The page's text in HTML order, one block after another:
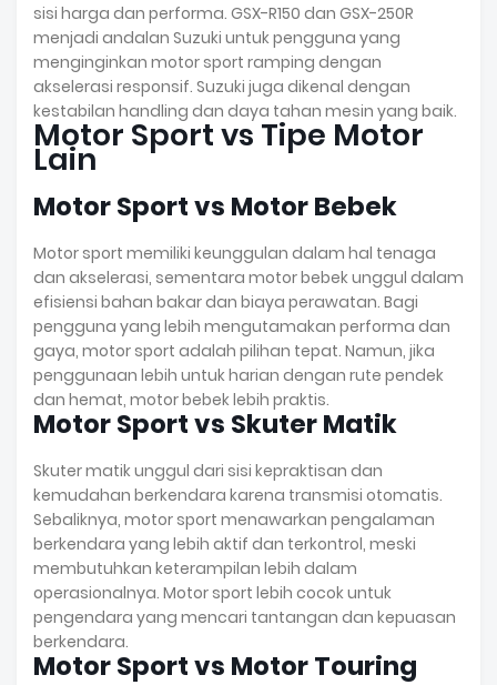
sisi harga dan performa. GSX-R150 dan GSX-250R
menjadi andalan Suzuki untuk pengguna yang
menginginkan motor sport ramping dengan
akselerasi responsif. Suzuki juga dikenal dengan
kestabilan handling dan daya tahan mesin yang baik.
Motor Sport vs Tipe Motor
Lain
Motor Sport vs Motor Bebek
Motor sport memiliki keunggulan dalam hal tenaga
dan akselerasi, sementara motor bebek unggul dalam
efisiensi bahan bakar dan biaya perawatan. Bagi
pengguna yang lebih mengutamakan performa dan
gaya, motor sport adalah pilihan tepat. Namun, jika
penggunaan lebih untuk harian dengan rute pendek
dan hemat, motor bebek lebih praktis.
Motor Sport vs Skuter Matik
Skuter matik unggul dari sisi kepraktisan dan
kemudahan berkendara karena transmisi otomatis.
Sebaliknya, motor sport menawarkan pengalaman
berkendara yang lebih aktif dan terkontrol, meski
membutuhkan keterampilan lebih dalam
operasionalnya. Motor sport lebih cocok untuk
pengendara yang mencari tantangan dan kepuasan
berkendara.
Motor Sport vs Motor Touring